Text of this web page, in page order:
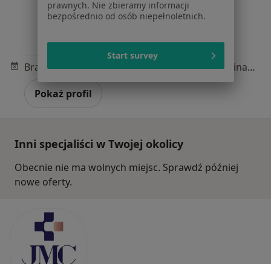
lek. Olga
internista
Brak dostępnych specjalistów z wolnymi terminami w tym centrum medycznym.
Pokaż profil
Inni specjaliści w Twojej okolicy
Obecnie nie ma wolnych miejsc. Sprawdź później
nowe oferty.
prawnych. Nie zbieramy informacji
bezpośrednio od osób niepełnoletnich.
Start survey